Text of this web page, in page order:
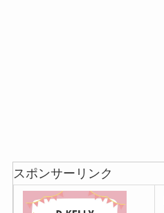
スポンサーリンク